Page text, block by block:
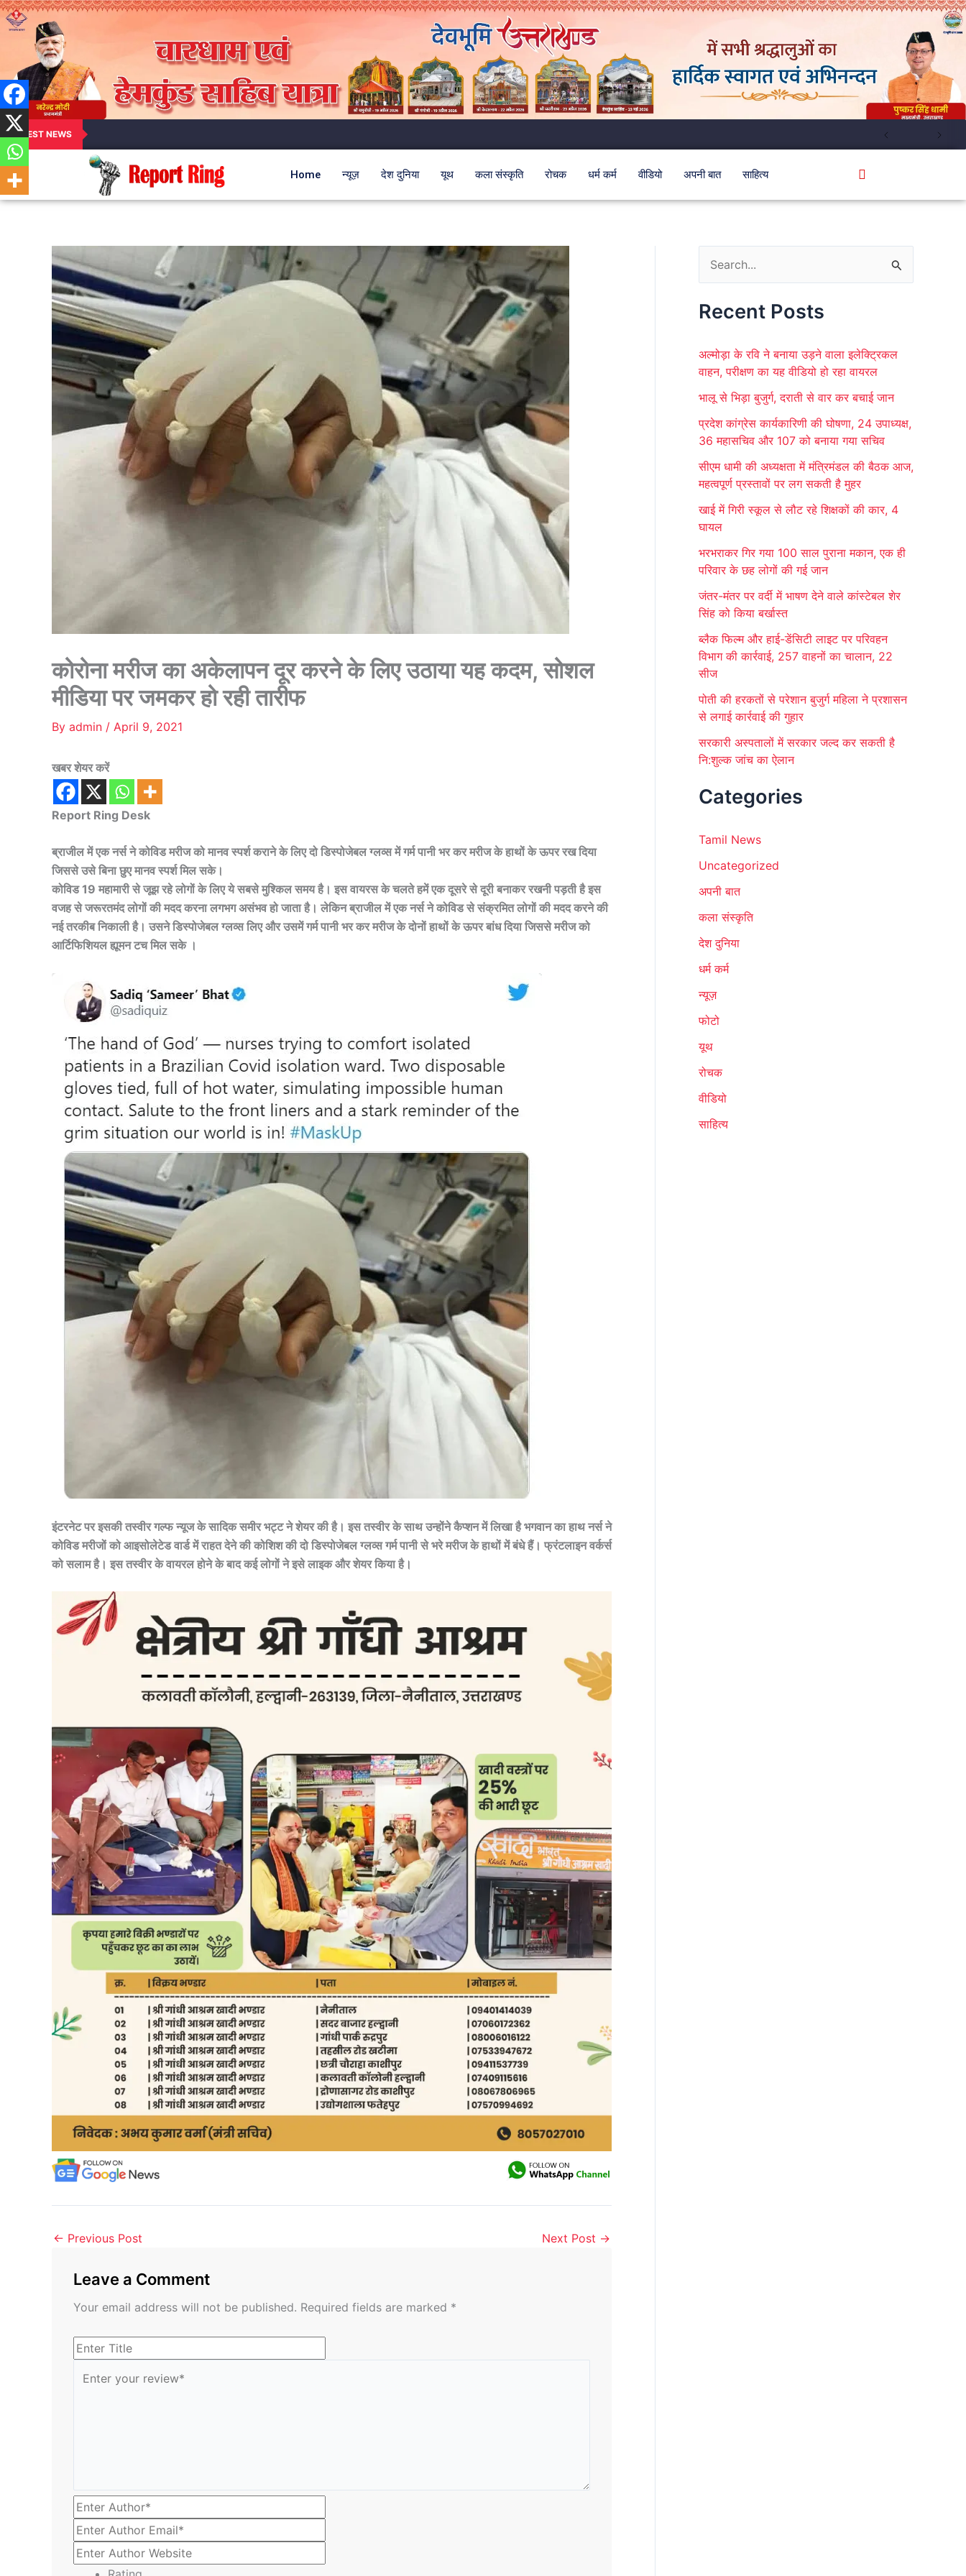
LATEST NEWS
Home न्यूज़ देश दुनिया यूथ कला संस्कृति रोचक धर्म कर्म वीडियो अपनी बात साहित्य
कोरोना मरीज का अकेलापन दूर करने के लिए उठाया यह कदम, सोशल
मीडिया पर जमकर हो रही तारीफ
By admin / April 9, 2021
खबर शेयर करें
Report Ring Desk
ब्राजील में एक नर्स ने कोविड मरीज को मानव स्पर्श कराने के लिए दो डिस्पोजेबल ग्लव्स में गर्म पानी भर कर मरीज के हाथों के ऊपर रख दिया
जिससे उसे बिना छुए मानव स्पर्श मिल सके।
कोविड 19 महामारी से जूझ रहे लोगों के लिए ये सबसे मुश्किल समय है। इस वायरस के चलते हमें एक दूसरे से दूरी बनाकर रखनी पड़ती है इस
वजह से जरूरतमंद लोगों की मदद करना लगभग असंभव हो जाता है। लेकिन ब्राजील में एक नर्स ने कोविड से संक्रमित लोगों की मदद करने की
नई तरकीब निकाली है। उसने डिस्पोजेबल ग्लव्स लिए और उसमें गर्म पानी भर कर मरीज के दोनों हाथों के ऊपर बांध दिया जिससे मरीज को
आर्टिफिशियल ह्यूमन टच मिल सके ।
इंटरनेट पर इसकी तस्वीर गल्फ न्यूज के सादिक समीर भट्ट ने शेयर की है। इस तस्वीर के साथ उन्होंने कैप्शन में लिखा है भगवान का हाथ नर्स ने
कोविड मरीजों को आइसोलेटेड वार्ड में राहत देने की कोशिश की दो डिस्पोजेबल ग्लव्स गर्म पानी से भरे मरीज के हाथों में बंधे हैं। फ्रंटलाइन वर्कर्स
को सलाम है। इस तस्वीर के वायरल होने के बाद कई लोगों ने इसे लाइक और शेयर किया है।
← Previous Post Next Post →
Leave a Comment
Your email address will not be published. Required fields are marked *
a
c
o
Recent Posts
अल्मोड़ा के रवि ने बनाया उड़ने वाला इलेक्ट्रिकल
वाहन, परीक्षण का यह वीडियो हो रहा वायरल
भालू से भिड़ा बुजुर्ग, दराती से वार कर बचाई जान
प्रदेश कांग्रेस कार्यकारिणी की घोषणा, 24 उपाध्यक्ष,
36 महासचिव और 107 को बनाया गया सचिव
सीएम धामी की अध्यक्षता में मंत्रिमंडल की बैठक आज,
महत्वपूर्ण प्रस्तावों पर लग सकती है मुहर
खाई में गिरी स्कूल से लौट रहे शिक्षकों की कार, 4
घायल
भरभराकर गिर गया 100 साल पुराना मकान, एक ही
परिवार के छह लोगों की गई जान
जंतर-मंतर पर वर्दी में भाषण देने वाले कांस्टेबल शेर
सिंह को किया बर्खास्त
ब्लैक फिल्म और हाई-डेंसिटी लाइट पर परिवहन
विभाग की कार्रवाई, 257 वाहनों का चालान, 22
सीज
पोती की हरकतों से परेशान बुजुर्ग महिला ने प्रशासन
से लगाई कार्रवाई की गुहार
सरकारी अस्पतालों में सरकार जल्द कर सकती है
नि:शुल्क जांच का ऐलान
Categories
Tamil News
Uncategorized
अपनी बात
कला संस्कृति
देश दुनिया
धर्म कर्म
न्यूज़
फोटो
यूथ
रोचक
वीडियो
साहित्य